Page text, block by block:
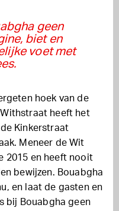
geen
biet en
voet met
hoek van de
heeft het
Kinkerstraat
Meneer de Wit
2015 en heeft nooit
bewijzen. Bouabgha
en laat de gasten en
bij Bouabgha geen